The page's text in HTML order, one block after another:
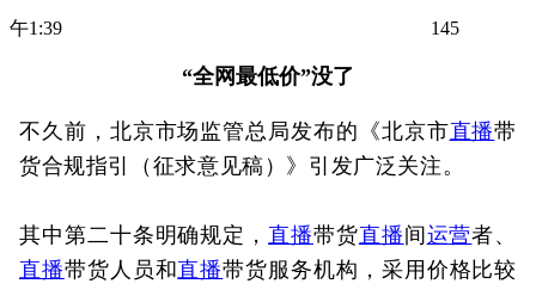
午1:39 145
“全网最低价”没了
不久前，北京市场监管总局发布的《北京市直播带
货合规指引（征求意见稿）》引发广泛关注。
其中第二十条明确规定， 直播带货直播间运营者、
直播带货人员和直播带货服务机构，采用价格比较